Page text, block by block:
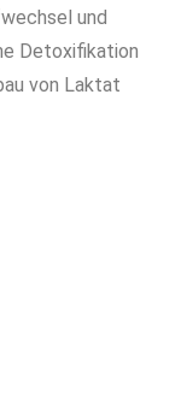
und
Detoxifikation
von Laktat